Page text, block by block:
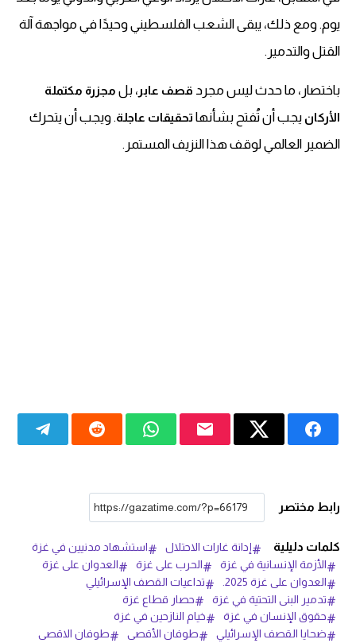
يوم. ومع ذلك، يبقى الشعب الفلسطيني وحيدًا في مواجهة آلة
القتل والتدمير.
باختصار، ما حدث ليس مجرد قصف عابر ، بل مجزرة مكتملة
الأركان يجب أن تُفتح بشأنها تحقيقات عاجلة. ويجب أن يتحرك
الضمير العالمي لوقف هذا النزيف المستمر.
رابط مختصر
كلمات دليلية إدانة غارات الاحتلال
استشهاد مدنيين في غزة
الأزمة الإنسانية في غزة
الحرب على غزة
العدوان على غزة
العدوان على غزة 2025.
تداعيات القصف الإسرائيلي
تدمير البنى التحتية في غزة
حصار قطاع غزة
حقوق الإنسان في غزة
خيام النازحين في غزة
ضحايا القصف الإسرائيلي
طوفان الأقصى
طوفان الاقصى